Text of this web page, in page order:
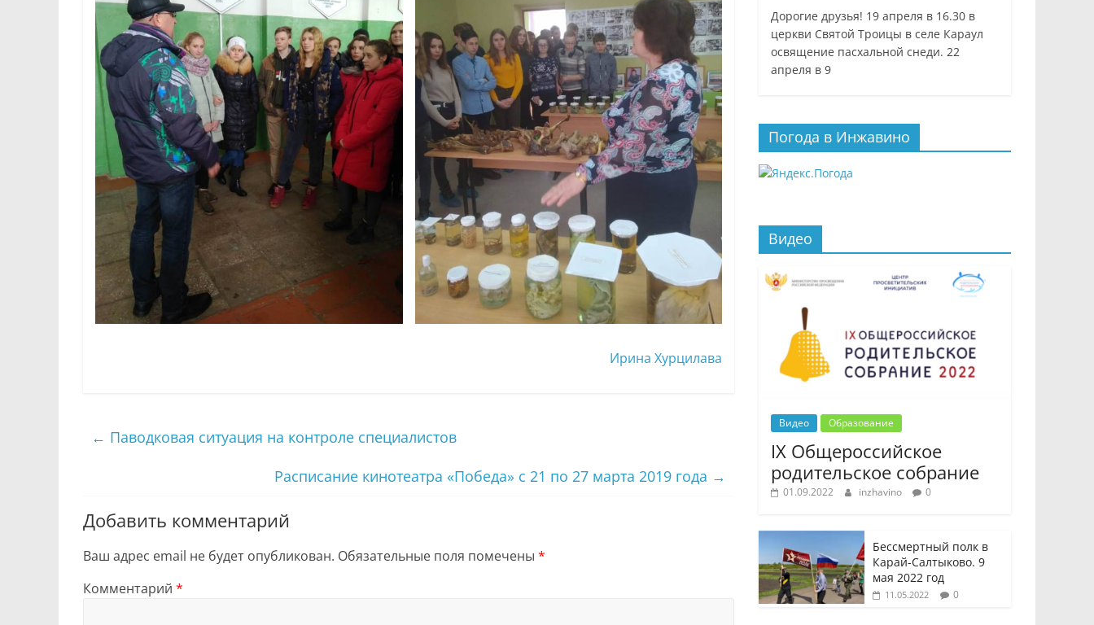
Ирина Хурцилава
← Паводковая ситуация на контроле специалистов
Расписание кинотеатра «Победа» с 21 по 27 марта 2019 года →
Добавить комментарий
Ваш адрес email не будет опубликован. Обязательные поля помечены *
Комментарий *
Дорогие друзья! 19 апреля в 16.30 в
церкви Святой Троицы в селе Караул
освящение пасхальной снеди. 22
апреля в 9
Погода в Инжавино
Видео
Видео Образование
IX Общероссийское
родительское собрание
01.09.2022 inzhavino 0
Бессмертный полк в
Карай-Салтыково. 9
мая 2022 год
11.05.2022 0